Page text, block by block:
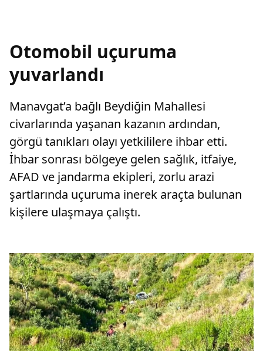
Otomobil uçuruma
yuvarlandı
Manavgat’a bağlı Beydiğin Mahallesi
civarlarında yaşanan kazanın ardından,
görgü tanıkları olayı yetkililere ihbar etti.
İhbar sonrası bölgeye gelen sağlık, itfaiye,
AFAD ve jandarma ekipleri, zorlu arazi
şartlarında uçuruma inerek araçta bulunan
kişilere ulaşmaya çalıştı.